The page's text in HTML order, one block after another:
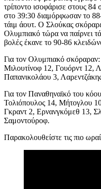
τρίποντο ισοφάρισε στους 84
στο 39:30 διαμόρφωσαν το
τάιμ άουτ. Ο Σλούκας
Ολυμπιακό τώρα να παίρνει
βολές έκανε το 90-86
Για τον Ολυμπιακό
Μιλουτίνοφ 12, Γουόρντ 12,
Παπανικολάου 3,
Για τον Παναθηναϊκό του
Τολιόπουλος 14, Μήτογλου
Γκραντ 2, Ερνανγκόμεθ 13,
Σαμοντούροφ.
Παρακολουθείστε τις πιο